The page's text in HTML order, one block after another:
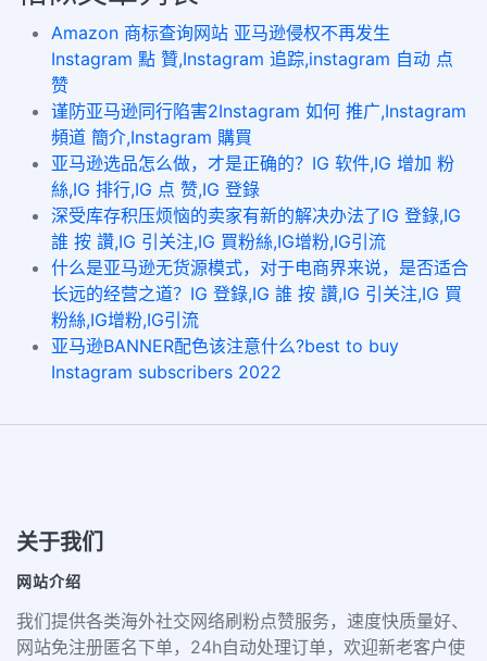
Amazon 商标查询网站 亚马逊侵权不再发生
Instagram 點 贊,Instagram 追踪,instagram 自动 点
赞
谨防亚马逊同行陷害2Instagram 如何 推广,Instagram
頻道 簡介,Instagram 購買
亚马逊选品怎么做，才是正确的？IG 软件,IG 增加 粉
絲,IG 排行,IG 点 赞,IG 登錄
深受库存积压烦恼的卖家有新的解决办法了IG 登錄,IG
誰 按 讚,IG 引关注,IG 買粉絲,IG增粉,IG引流
什么是亚马逊无货源模式，对于电商界来说，是否适合
长远的经营之道？IG 登錄,IG 誰 按 讚,IG 引关注,IG 買
粉絲,IG增粉,IG引流
亚马逊BANNER配色该注意什么?best to buy
Instagram subscribers 2022
关于我们
网站介绍
我们提供各类海外社交网络刷粉点赞服务，速度快质量好、
网站免注册匿名下单，24h自动处理订单，欢迎新老客户使